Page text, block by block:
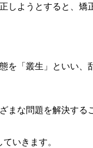
しようとすると、矯
を「叢生」といい、
まな問題を解決する
いきます。